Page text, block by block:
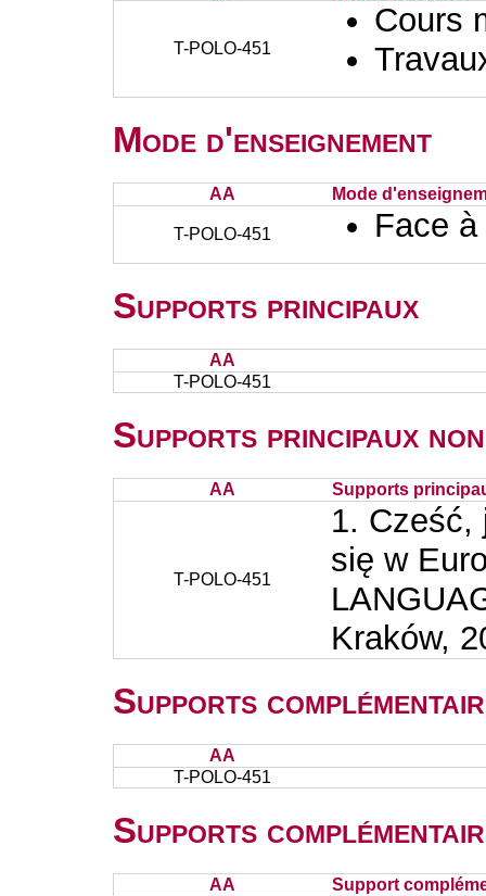
T-POLO-451
Cours
Mode d'enseignement
AA Mode
T-POLO-451 Face
Supports principaux
AA
T-POLO-451
Supports principaux
AA Supports
T-POLO-451
1. Cześć,
się w
Kraków,
Supports
AA
T-POLO-451
Supports
AA Support